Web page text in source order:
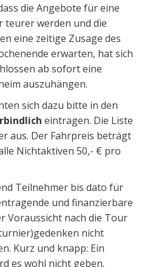
die Angebote für eine
teurer werden und die
eine zeitige Zusage des
erwarten, hat sich
ab sofort eine
auszuhängen.
sich dazu bitte in den
eintragen. Die Liste
aus. Der Fahrpreis beträgt
Nichtaktiven 50,- € pro
Teilnehmer bis dato für
und finanzierbare
Voraussicht nach die Tour
nicht
Kurz und knapp: Ein
es wohl nicht geben.